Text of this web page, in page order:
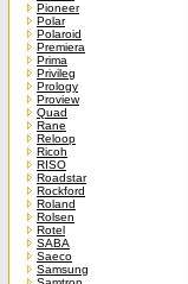
Pioneer
Polar
Polaroid
Premiera
Prima
Privileg
Prology
Proview
Quad
Rane
Reloop
Ricoh
RISO
Roadstar
Rockford
Roland
Rolsen
Rotel
SABA
Saeco
Samsung